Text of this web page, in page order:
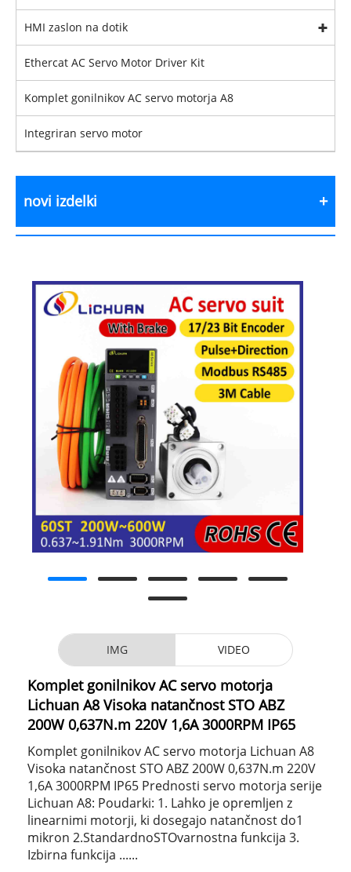
HMI zaslon na dotik
Ethercat AC Servo Motor Driver Kit
Komplet gonilnikov AC servo motorja A8
Integriran servo motor
novi izdelki
IMG VIDEO
Komplet gonilnikov AC servo motorja
Lichuan A8 Visoka natančnost STO ABZ
200W 0,637N.m 220V 1,6A 3000RPM IP65
Komplet gonilnikov AC servo motorja Lichuan A8
Visoka natančnost STO ABZ 200W 0,637N.m 220V
1,6A 3000RPM IP65 Prednosti servo motorja serije
Lichuan A8: Poudarki: 1. Lahko je opremljen z
linearnimi motorji, ki dosegajo natančnost do1
mikron 2.StandardnoSTOvarnostna funkcija 3.
Izbirna funkcija ......